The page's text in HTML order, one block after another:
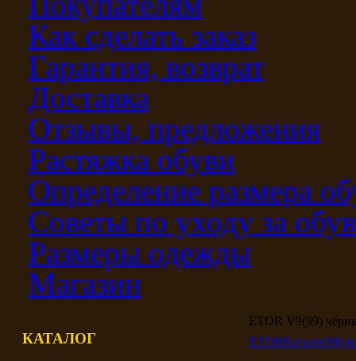
Как сделать заказ
Гарантия, возврат
Доставка
Отзывы, предложения
Растяжка обуви
Определение размера
Советы по уходу за
Размеры одежды
Магазин
КАТАЛОГ
ETOR V9(99)
ETORКаталог